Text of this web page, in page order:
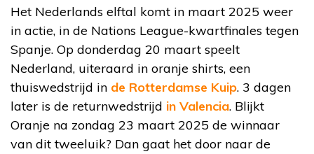
Het Nederlands elftal komt in maart 2025 weer
in actie, in de Nations League-kwartfinales tegen
Spanje. Op donderdag 20 maart speelt
Nederland, uiteraard in oranje shirts, een
thuiswedstrijd in de Rotterdamse Kuip. 3 dagen
later is de returnwedstrijd in Valencia. Blijkt
Oranje na zondag 23 maart 2025 de winnaar
van dit tweeluik? Dan gaat het door naar de